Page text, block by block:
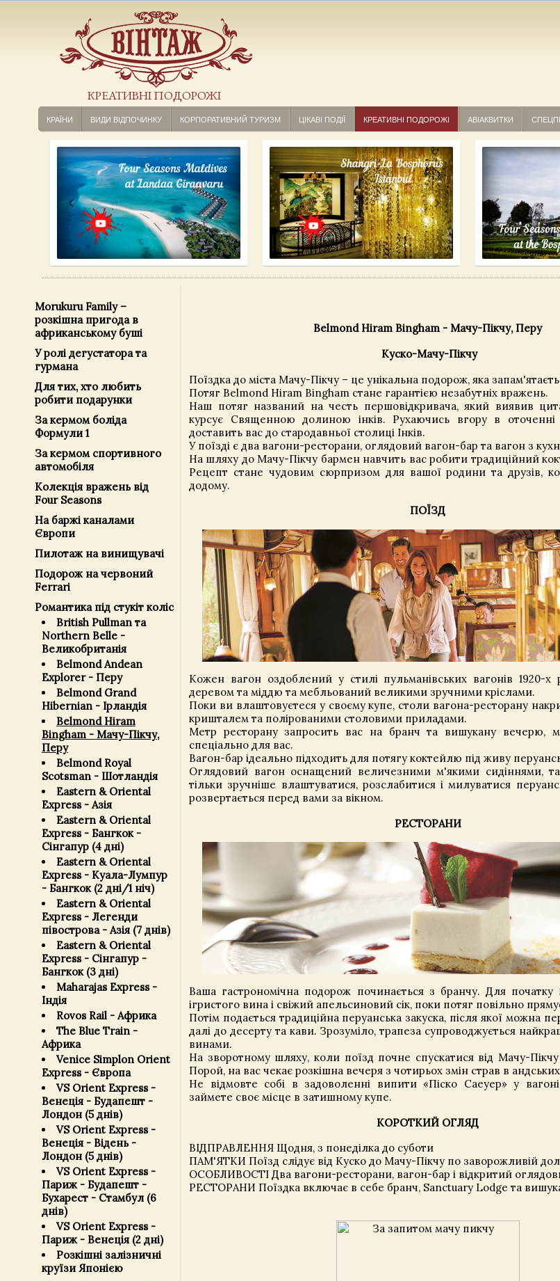
КРЕАТИВНІ ПОДОРОЖІ
КРАЇНИ ВИДИ ВІДПОЧИНКУ КОРПОРАТИВНИЙ ТУРИЗМ ЦІКАВІ ПОДІЇ КРЕАТИВНІ ПОДОРОЖІ АВІАКВИТКИ
Morukuru Family –
розкішна пригода в
африканському буші
У ролі дегустатора та
гурмана
Для тих, хто любить
робити подарунки
За кермом боліда
Формули 1
За кермом спортивного
автомобіля
Колекція вражень від
Four Seasons
На баржі каналами
Європи
Пилотаж на винищувачі
Подорож на червоний
Ferrari
Романтика під стукіт коліс
British Pullman та
Northern Belle -
Великобританія
Belmond Andean
Explorer - Перу
Belmond Grand
Hibernian - Ірландія
Belmond Hiram
Bingham - Мачу-Пікчу,
Перу
Belmond Royal
Scotsman - Шотландія
Eastern & Oriental
Express - Азія
Eastern & Oriental
Express - Бангкок -
Сінгапур (4 дні)
Eastern & Oriental
Express - Куала-Лумпур
- Бангкок (2 дні/1 ніч)
Eastern & Oriental
Express - Легенди
півострова - Азія (7 днів)
Eastern & Oriental
Express - Сінгапур -
Бангкок (3 дні)
Maharajas Express -
Індія
Rovos Rail - Африка
The Blue Train -
Африка
Venice Simplon Orient
Express - Європа
VS Orient Express -
Венеція - Будапешт -
Лондон (5 днів)
VS Orient Express -
Венеція - Відень -
Лондон (5 днів)
VS Orient Express -
Париж - Будапешт -
Бухарест - Стамбул (6
днів)
VS Orient Express -
Париж - Венеція (2 дні)
Розкішні залізничні
круїзи Японією
Belmond Hiram Bingham - Мачу-Пікчу, Перу
Куско-Мачу-Пікчу
Поїздка до міста Мачу-Пікчу – це унікальна подорож, яка
Потяг Belmond Hiram Bingham стане гарантією незабутніх вражень.
Наш потяг названий на честь першовідкривача, який виявив
курсує Священною долиною інків. Рухаючись вгору в
доставить вас до стародавньої столиці Інків.
У поїзді є два вагони-ресторани, оглядовий вагон-бар та вагон з
На шляху до Мачу-Пікчу бармен навчить вас робити традиційний
Рецепт стане чудовим сюрпризом для вашої родини та друзів,
додому.
ПОЇЗД
Кожен вагон оздоблений у стилі пульманівських вагонів 1920-х
деревом та міддю та мебльований великими зручними кріслами.
Поки ви влаштовуєтеся у своєму купе, столи вагона-ресторану
кришталем та полірованими столовими приладами.
Метр ресторану запросить вас на бранч та вишукану вечерю,
спеціально для вас.
Вагон-бар ідеально підходить для потягу коктейлю під живу
Оглядовий вагон оснащений величезними м'якими сидіннями,
тільки зручніше влаштуватися, розслабитися і милуватися
розвертається перед вами за вікном.
РЕСТОРАНИ
Ваша гастрономічна подорож починається з бранчу. Для
ігристого вина і свіжий апельсиновий сік, поки потяг повільно
Потім подається традиційна перуанська закуска, після якої можна
далі до десерту та кави. Зрозуміло, трапеза супроводжується
винами.
На зворотному шляху, коли поїзд почне спускатися від Мачу-
Порой, на вас чекає розкішна вечеря з чотирьох змін страв в
Не відмовте собі в задоволенні випити «Піско Саеуер» у
займете своє місце в затишному купе.
КОРОТКИЙ ОГЛЯД
ВІДПРАВЛЕННЯ Щодня, з понеділка до суботи
ПАМ'ЯТКИ Поїзд слідує від Куско до Мачу-Пікчу по заворожливій
ОСОБЛИВОСТІ Два вагони-ресторани, вагон-бар і відкритий
РЕСТОРАНИ Поїздка включає в себе бранч, Sanctuary Lodge та